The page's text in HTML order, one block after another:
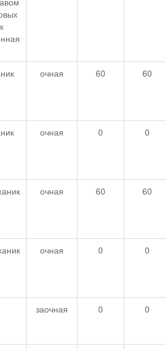
очная 60 60
очная 0 0
очная 60 60
очная 0 0
заочная 0 0